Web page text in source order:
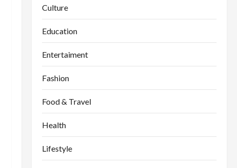
Culture
Education
Entertaiment
Fashion
Food & Travel
Health
Lifestyle